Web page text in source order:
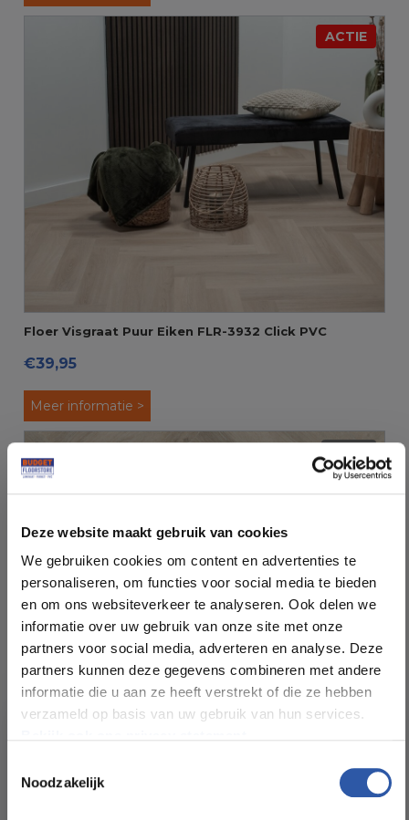
Deze website maakt gebruik van cookies
We gebruiken cookies om content en advertenties te
personaliseren, om functies voor social media te bieden
en om ons websiteverkeer te analyseren. Ook delen we
informatie over uw gebruik van onze site met onze
partners voor social media, adverteren en analyse. Deze
partners kunnen deze gegevens combineren met andere
informatie die u aan ze heeft verstrekt of die ze hebben
verzameld op basis van uw gebruik van hun services.
Noodzakelijk
ACTIE
Floer Visgraat Puur Eiken FLR-3932 Click PVC
€39,95
Meer informatie >
€47,95